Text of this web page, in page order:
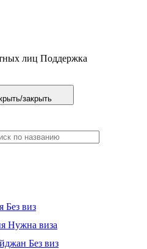
лиц Поддержка
закрыть
Без виз
Нужна виза
Без виз